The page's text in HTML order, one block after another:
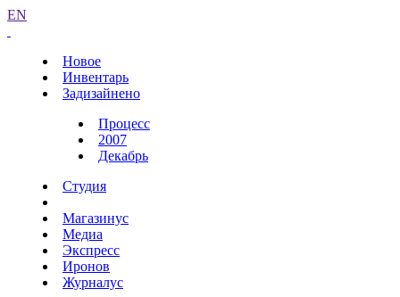
EN
Новое
Инвентарь
Задизайнено
Процесс
2007
Декабрь
Студия
Магазинус
Медиа
Экспресс
Иронов
Журналус